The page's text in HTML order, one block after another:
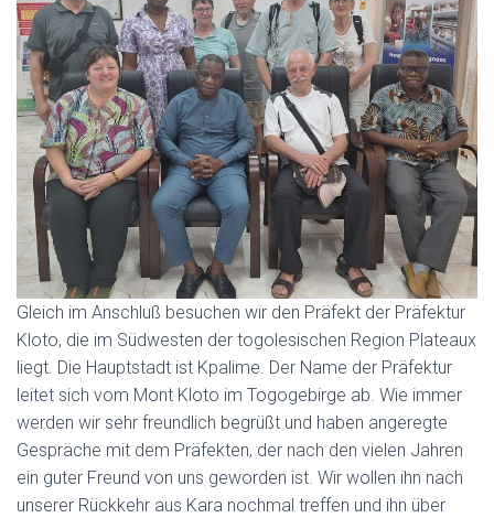
Gleich im Anschluß besuchen wir den Präfekt der Präfektur
Kloto, die im Südwesten der togolesischen Region Plateaux
liegt. Die Hauptstadt ist Kpalime. Der Name der Präfektur
leitet sich vom Mont Kloto im Togogebirge ab. Wie immer
werden wir sehr freundlich begrüßt und haben angeregte
Gespräche mit dem Präfekten, der nach den vielen Jahren
ein guter Freund von uns geworden ist. Wir wollen ihn nach
unserer Rückkehr aus Kara nochmal treffen und ihn über